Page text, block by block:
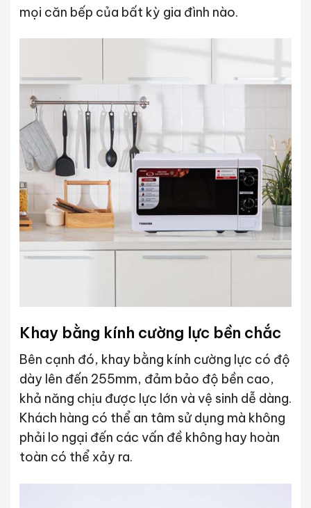
mọi căn bếp của bất kỳ gia đình nào.
Khay bằng kính cường lực bền chắc
Bên cạnh đó, khay bằng kính cường lực có độ
dày lên đến 255mm, đảm bảo độ bền cao,
khả năng chịu được lực lớn và vệ sinh dễ dàng.
Khách hàng có thể an tâm sử dụng mà không
phải lo ngại đến các vấn đề không hay hoàn
toàn có thể xảy ra.